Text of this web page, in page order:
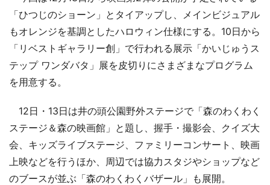
「ひつじのショーン」とタイアップし、メインビジュアル
もオレンジを基調としたハロウィン仕様にする。10日から
「リベストギャラリー創」で行われる展示「かいじゅうス
テップ ワンダバタ」展を皮切りにさまざまなプログラム
を用意する。
12日・13日は井の頭公園野外ステージで「森のわくわく
ステージ＆森の映画館」と題し、握手・撮影会、クイズ大
会、キッズライブステージ、ファミリーコンサート、映画
上映などを行うほか、周辺では協力スタジやショップなど
のブースが並ぶ「森のわくわくバザール」も展開。